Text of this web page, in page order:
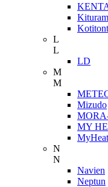
L
L
LD
M
M
Mizudo
MY
MyHeat
N
N
Navien
Neptun